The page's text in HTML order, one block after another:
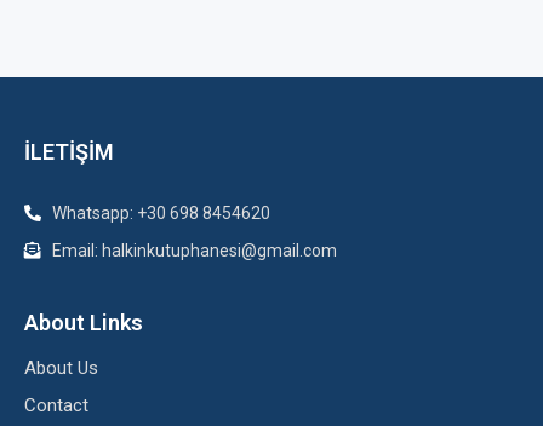
İLETİŞİM
Whatsapp: +30 698 8454620
Email: halkinkutuphanesi@gmail.com
About Links
About Us
Contact